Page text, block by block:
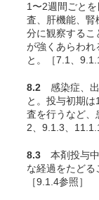
1〜2週間ごと
査、肝機能、腎
分に観察するこ
が強くあらわれ
と。［7.1、
8.2 感染症、出
と。投与初期
査を行うなど、
2、9.1.3、
8.3 本剤投与
な経過をたどる
［9.1.4参照］